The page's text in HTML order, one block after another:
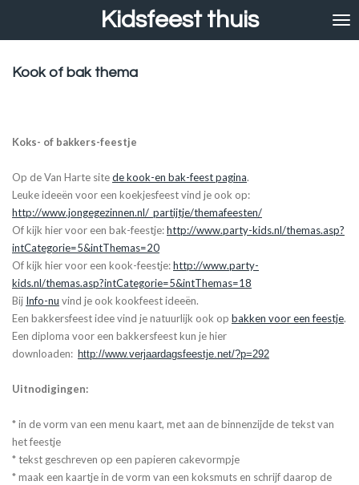
de
Kidsfeest thuis
Kook of bak thema
Koks- of bakkers-feestje
Op de Van Harte sitede kook-en bak-feest pagina.
Leuke ideeën voor een koekjesfeest vind je ook op:
http://www.jongegezinnen.nl/_partijtje/themafeesten/
Of kijk hier voor een bak-feestje:http://www.party-kids.nl/themas.asp?
intCategorie=5&intThemas=20
Of kijk hier voor een kook-feestje:http://www.party-
kids.nl/themas.asp?intCategorie=5&intThemas=18
Bij Info-nu vind je ook kookfeest ideeën.
Een bakkersfeest idee vind je natuurlijk ook op bakken voor een feestje.
Een diploma voor een bakkersfeest kun je hier
downloaden: http://www.verjaardagsfeestje.net/?p=292
Uitnodigingen:
* in de vorm van een menu kaart, met aan de binnenzijde de tekst van
het feestje
* tekst geschreven op een papieren cakevormpje
* maak een kaartje in de vorm van een koksmuts en schrijf daarop de